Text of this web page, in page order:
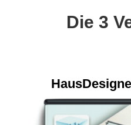
Die 3